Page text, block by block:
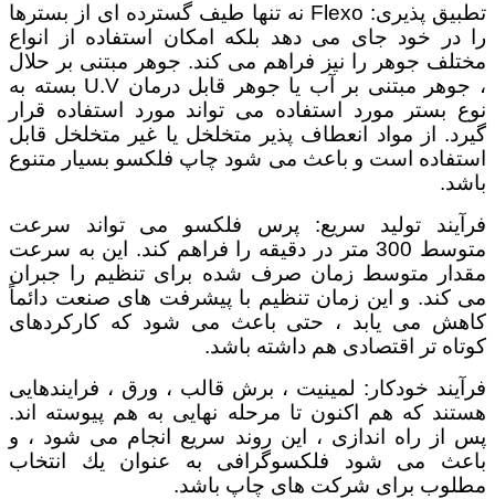
تطبیق پذیری: Flexo نه تنها طیف گسترده ای از بسترها
را در خود جای می دهد بلکه امکان استفاده از انواع
مختلف جوهر را نیز فراهم می کند. جوهر مبتنی بر حلال
، جوهر مبتنی بر آب یا جوهر قابل درمان U.V بسته به
نوع بستر مورد استفاده می تواند مورد استفاده قرار
گیرد. از مواد انعطاف پذیر متخلخل یا غیر متخلخل قابل
استفاده است و باعث می شود چاپ فلکسو بسیار متنوع
باشد.
فرآیند تولید سریع: پرس فلکسو می تواند سرعت
متوسط ​​300 متر در دقیقه را فراهم کند. این به سرعت
مقدار متوسط ​​زمان صرف شده برای تنظیم را جبران
می کند. و این زمان تنظیم با پیشرفت های صنعت دائماً
کاهش می یابد ، حتی باعث می شود که کارکردهای
کوتاه تر اقتصادی هم داشته باشد.
فرآیند خودکار: لمینیت ، برش قالب ، ورق ، فرایندهایی
هستند که هم اکنون تا مرحله نهایی به هم پیوسته اند.
پس از راه اندازی ، این روند سریع انجام می شود ، و
باعث می شود فلكسوگرافی به عنوان یك انتخاب
مطلوب برای شركت های چاپ باشد.